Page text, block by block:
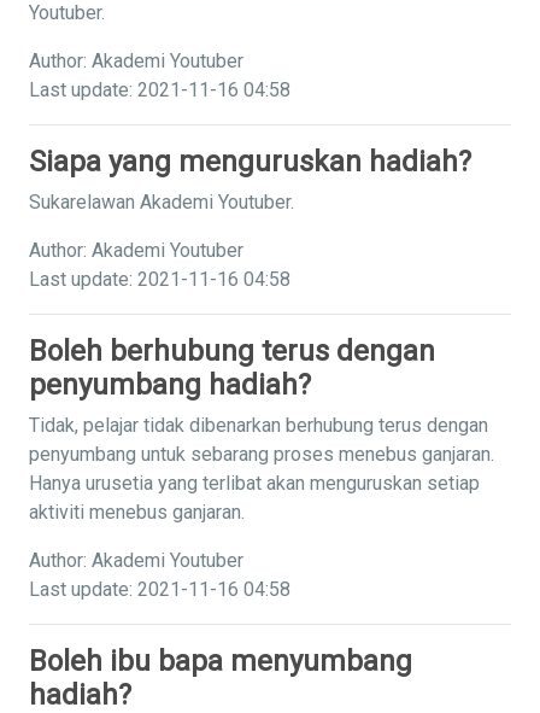
Youtuber.
Author: Akademi Youtuber
Last update: 2021-11-16 04:58
Siapa yang menguruskan hadiah?
Sukarelawan Akademi Youtuber.
Author: Akademi Youtuber
Last update: 2021-11-16 04:58
Boleh berhubung terus dengan
penyumbang hadiah?
Tidak, pelajar tidak dibenarkan berhubung terus dengan
penyumbang untuk sebarang proses menebus ganjaran.
Hanya urusetia yang terlibat akan menguruskan setiap
aktiviti menebus ganjaran.
Author: Akademi Youtuber
Last update: 2021-11-16 04:58
Boleh ibu bapa menyumbang
hadiah?